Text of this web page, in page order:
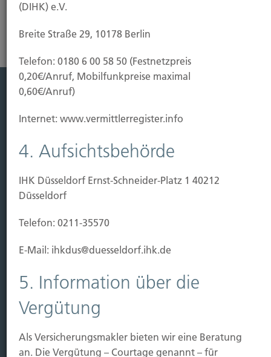
Vorsorgen
Sichern
Immobilien Vers.
Baubeginn
Einzug/Vermietung
Kontakt
Hubert Brück KG
| Inhaber: Dipl. Ökonom Johannes
Brück | Kapellstraße 2 | 40479 Düsseldorf
Telefon:0211-490066 | Fax:0211-4911125 | E-Mail:
(DIHK) e.V.
Breite Straße 29, 10178 Berlin
Telefon: 0180 6 00 58 50 (Festnetzpreis
0,20€/Anruf, Mobilfunkpreise maximal
0,60€/Anruf)
Internet: www.vermittlerregister.info
4. Aufsichtsbehörde
IHK Düsseldorf Ernst-Schneider-Platz 1 40212
Düsseldorf
Telefon: 0211-35570
E-Mail: ihkdus@duesseldorf.ihk.de
5. Information über die
Vergütung
Als Versicherungsmakler bieten wir eine Beratung
an. Die Vergütung – Courtage genannt – für